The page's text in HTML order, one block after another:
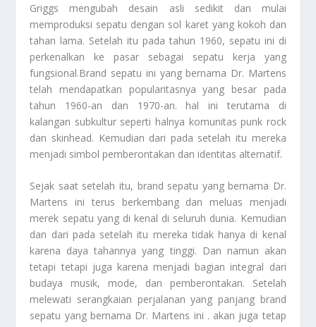
Griggs mengubah desain asli sedikit dan mulai
memproduksi sepatu dengan sol karet yang kokoh dan
tahan lama. Setelah itu pada tahun 1960, sepatu ini di
perkenalkan ke pasar sebagai sepatu kerja yang
fungsional.Brand sepatu ini yang bernama Dr. Martens
telah mendapatkan popularitasnya yang besar pada
tahun 1960-an dan 1970-an. hal ini terutama di
kalangan subkultur seperti halnya komunitas punk rock
dan skinhead. Kemudian dari pada setelah itu mereka
menjadi simbol pemberontakan dan identitas alternatif.
Sejak saat setelah itu, brand sepatu yang bernama Dr.
Martens ini terus berkembang dan meluas menjadi
merek sepatu yang di kenal di seluruh dunia. Kemudian
dan dari pada setelah itu mereka tidak hanya di kenal
karena daya tahannya yang tinggi. Dan namun akan
tetapi tetapi juga karena menjadi bagian integral dari
budaya musik, mode, dan pemberontakan. Setelah
melewati serangkaian perjalanan yang panjang brand
sepatu yang bernama Dr. Martens ini . akan juga tetap